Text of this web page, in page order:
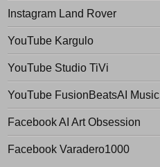
Instagram Land Rover
YouTube Kargulo
YouTube Studio TiVi
YouTube FusionBeatsAI Music
Facebook AI Art Obsession
Facebook Varadero1000